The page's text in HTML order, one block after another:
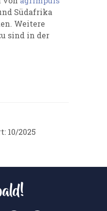
Südafrika
Weitere
sind in der
10/2025